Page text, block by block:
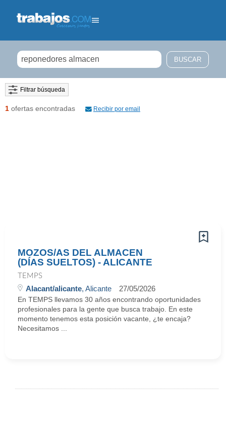
Filtrar búsqueda
1 ofertas encontradas Recibir por email
MOZOS/AS DEL ALMACEN
(DÍAS SUELTOS) - ALICANTE
TEMPS
Alacant/alicante, Alicante 27/05/2026
En TEMPS llevamos 30 años encontrando oportunidades
profesionales para la gente que busca trabajo. En este
momento tenemos esta posición vacante, ¿te encaja?
Necesitamos ...